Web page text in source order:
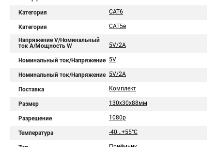
Категория CAT6
Категория CAT5e
Напряжение V/Номинальный
ток A/Мощность W
5V/2A
Номинальный ток/Напряжение 5V
Номинальный ток/Напряжение 5V/2A
Поставка Комплект
Размер 130x30x88мм
Разрешение 1080p
Температура -40...+55°С